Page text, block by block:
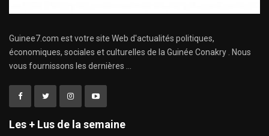
Guinee7.com est votre site Web d'actualités politiques,
économiques, sociales et culturelles de la Guinée Conakry . Nous
vous fournissons les dernières ...
Les + Lus de la semaine